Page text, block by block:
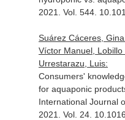
2021. Vol. 544.
Suárez Cáceres,
Víctor Manuel,
Urrestarazu, Luis:
Consumers'
for aquaponic
International Journal
2021. Vol. 24.